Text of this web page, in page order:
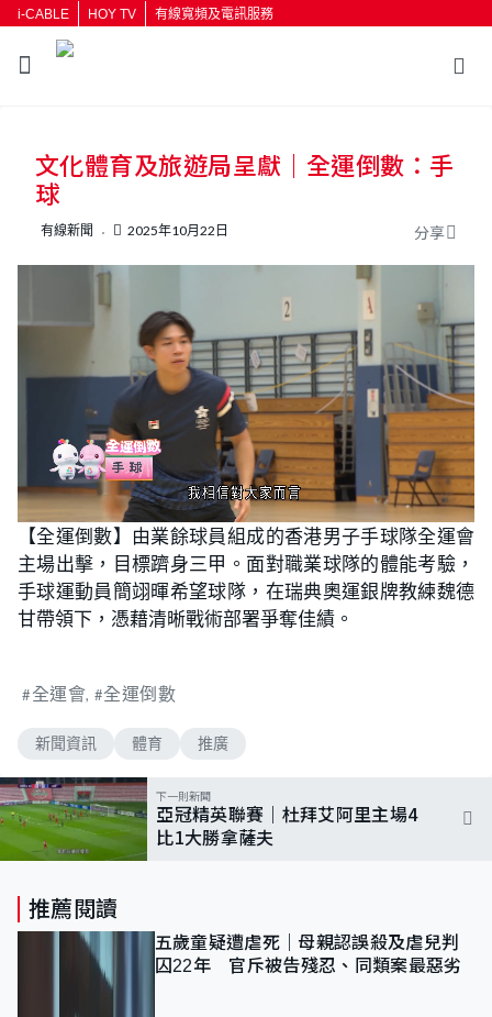
i-CABLE HOY TV 有線寬頻及電訊服務
按輸入鍵開始搜尋
文化體育及旅遊局呈獻｜全運倒數：手
球
有線新聞 2025年10月22日 分享
U
n
m
u
L
o
a
d
e
d
:
4
0
.
【全運倒數】由業餘球員組成的香港男子手球隊全運會
主場出擊，目標躋身三甲。面對職業球隊的體能考驗，
手球運動員簡翊暉希望球隊，在瑞典奧運銀牌教練魏德
甘帶領下，憑藉清晰戰術部署爭奪佳績。
全運會 全運倒數
新聞資訊 體育 推廣
下一則新聞
亞冠精英聯賽｜杜拜艾阿里主場4
比1大勝拿薩夫
推薦閱讀
五歲童疑遭虐死｜母親認誤殺及虐兒判
囚22年 官斥被告殘忍、同類案最惡劣